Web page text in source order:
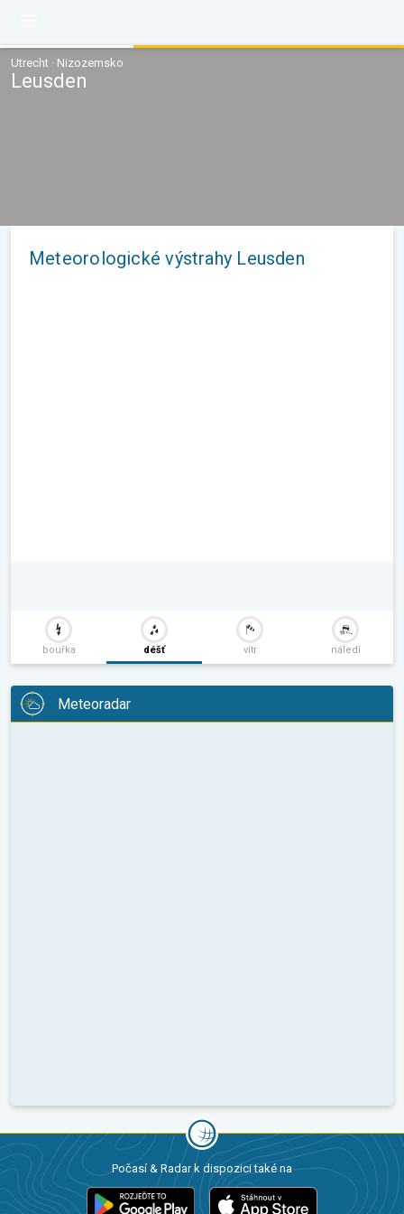
Utrecht · Nizozemsko
Leusden
Meteorologické výstrahy Leusden
bouřka déšť vítr náledí
Meteoradar
Počasí & Radar k dispozici také na